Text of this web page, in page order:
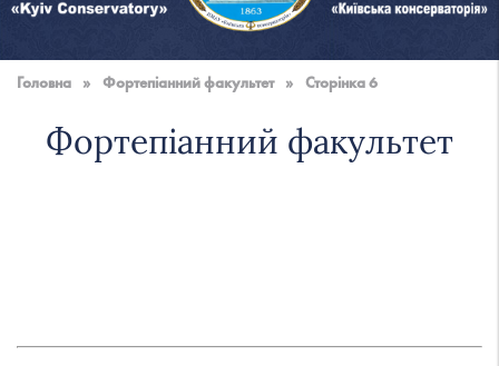
музична
України
Головна » Фортепіанний факультет » Сторінка 6
Фортепіанний факультет